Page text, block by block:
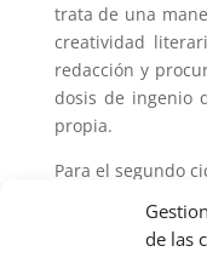
de las
trata de una
creatividad
redacción y
dosis de ingenio
propia.
Para el segundo
Taller de escultura